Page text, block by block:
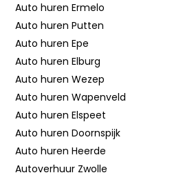
Auto huren Ermelo
Auto huren Putten
Auto huren Epe
Auto huren Elburg
Auto huren Wezep
Auto huren Wapenveld
Auto huren Elspeet
Auto huren Doornspijk
Auto huren Heerde
Autoverhuur Zwolle